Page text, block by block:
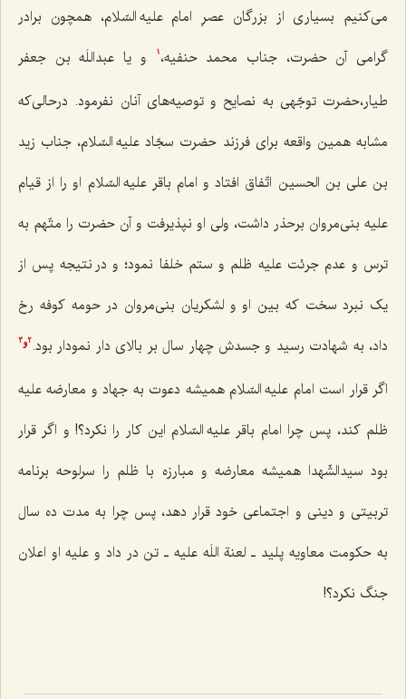
می‌کنیم بسیاری از بزرگان عصرِ امام علیه السّلام، همچون برادر
گرامی آن حضرت، جناب محمد حنفیه، 1
و یا عبداللَه بن جعفر
طیار،حضرت توجّهی به نصایح و توصیه‌های آنان نفرمود. درحالی‌که
مشابه همین واقعه برای فرزند حضرت سجّاد علیه السّلام، جناب زید
بن علی بن الحسین اتّفاق افتاد و امام باقر علیه السّلام او را از قیام
علیه بنی‌مروان برحذر داشت، ولی او نپذیرفت و آن حضرت را متّهم به
ترس و عدم جرئت علیه ظلم و ستم خلفا نمود؛ و در نتیجه پس از
یک نبرد سخت که بین او و لشکریان بنی‌مروان در حومه کوفه رخ
داد، به شهادت رسید و جسدش چهار سال بر بالای دار نمودار بود.2و3
اگر قرار است امام علیه السّلام همیشه دعوت به جهاد و معارضه علیه
ظلم کند، پس چرا امام باقر علیه السّلام این کار را نکرد؟! و اگر قرار
بود سیدالشّهدا همیشه معارضه و مبارزه با ظلم را سرلوحه برنامه
تربیتی و دینی و اجتماعی خود قرار دهد، پس چرا به مدت ده سال
به حکومت معاویه پلید ـ لعنة اللَه علیه ـ تن در داد و علیه او اعلان
جنگ نکرد؟!